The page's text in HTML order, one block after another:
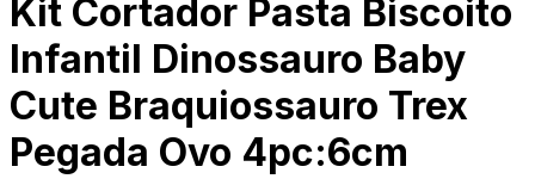
Kit Cortador Pasta Biscoito
Infantil Dinossauro Baby
Cute Braquiossauro Trex
Pegada Ovo 4pc:6cm